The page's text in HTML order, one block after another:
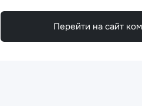
Перейти на сайт